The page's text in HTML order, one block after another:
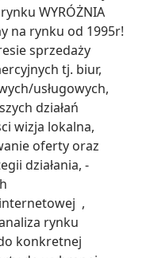
WYRÓŻNIA
na rynku od 1995r!
sprzedaży
tj. biur,
usługowych,
działań
wizja lokalna,
oferty oraz
działania, -
,
rynku
konkretnej